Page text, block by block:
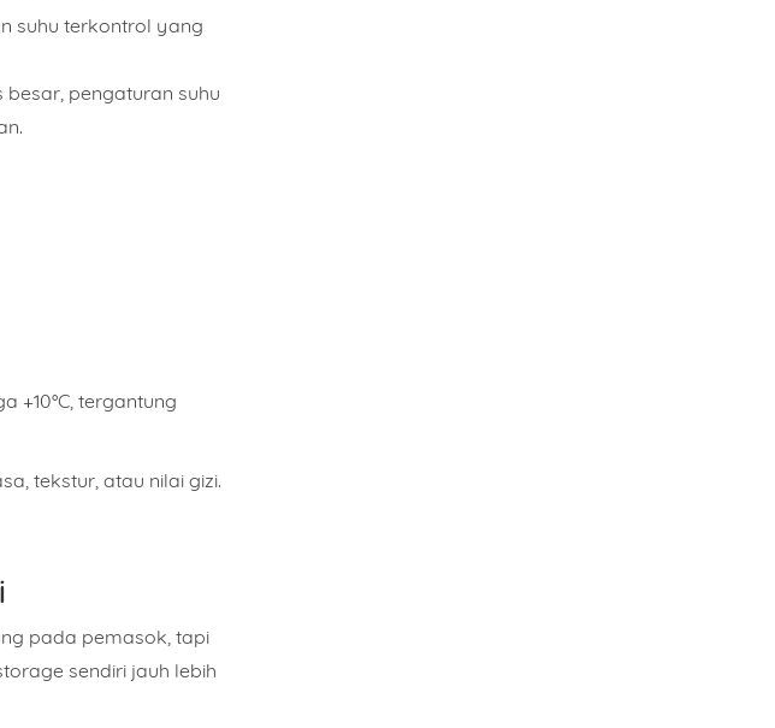
suhu terkontrol yang
pengaturan suhu
+10°C , tergantung
tekstur, atau nilai gizi.
pada pemasok , tapi
sendiri jauh lebih